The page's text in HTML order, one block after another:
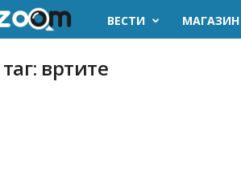
ВЕСТИ МАГАЗИН
таг: вртите